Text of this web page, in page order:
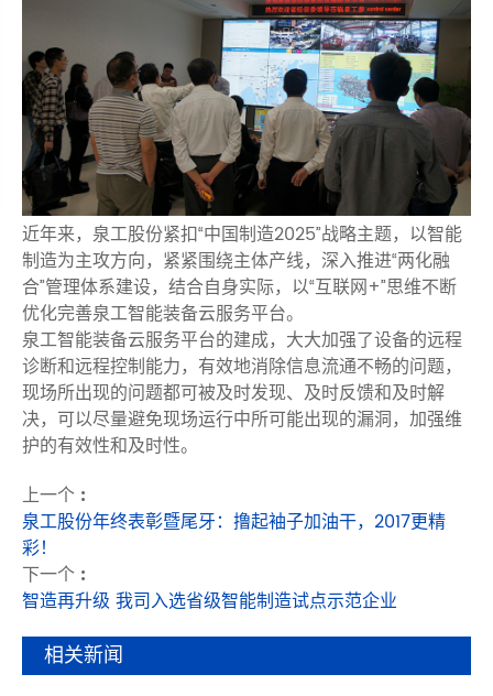
近年来，泉工股份紧扣“中国制造2025”战略主题，以智能
制造为主攻方向，紧紧围绕主体产线，深入推进“两化融
合”管理体系建设，结合自身实际，以“互联网+”思维不断
优化完善泉工智能装备云服务平台。
泉工智能装备云服务平台的建成，大大加强了设备的远程
诊断和远程控制能力，有效地消除信息流通不畅的问题，
现场所出现的问题都可被及时发现、及时反馈和及时解
决，可以尽量避免现场运行中所可能出现的漏洞，加强维
护的有效性和及时性。
上一个 :
泉工股份年终表彰暨尾牙：撸起袖子加油干，2017更精
彩！
下一个 :
智造再升级 我司入选省级智能制造试点示范企业
相关新闻